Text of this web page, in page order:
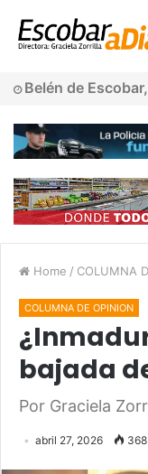
Belén de
Home / COLUMNA
COLUMNA DE OPINION
bajada
Por Graciela
abril 27, 2026 368